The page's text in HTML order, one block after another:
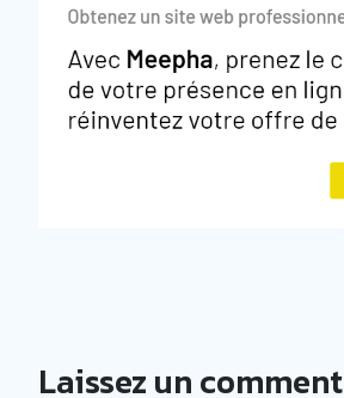
Laissez un